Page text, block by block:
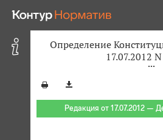
Определение
17.07.2012
Редакция от 17.07.2012 —